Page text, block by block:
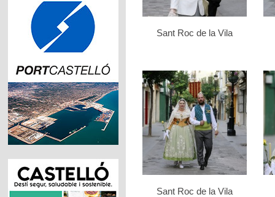
Sant Roc de la Vila
Sant Roc de la Vila